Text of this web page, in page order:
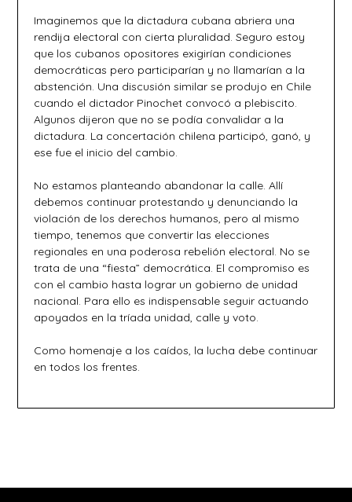
Imaginemos que la dictadura cubana abriera una
rendija electoral con cierta pluralidad. Seguro estoy
que los cubanos opositores exigirían condiciones
democráticas pero participarían y no llamarían a la
abstención. Una discusión similar se produjo en Chile
cuando el dictador Pinochet convocó a plebiscito.
Algunos dijeron que no se podía convalidar a la
dictadura. La concertación chilena participó, ganó, y
ese fue el inicio del cambio.
No estamos planteando abandonar la calle. Allí
debemos continuar protestando y denunciando la
violación de los derechos humanos, pero al mismo
tiempo, tenemos que convertir las elecciones
regionales en una poderosa rebelión electoral. No se
trata de una “fiesta” democrática. El compromiso es
con el cambio hasta lograr un gobierno de unidad
nacional. Para ello es indispensable seguir actuando
apoyados en la tríada unidad, calle y voto.
Como homenaje a los caídos, la lucha debe continuar
en todos los frentes.